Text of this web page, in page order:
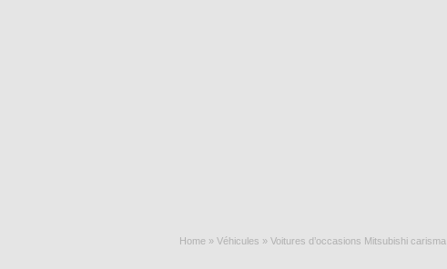
Home » Véhicules » Voitures d’occasions Mitsubishi carisma